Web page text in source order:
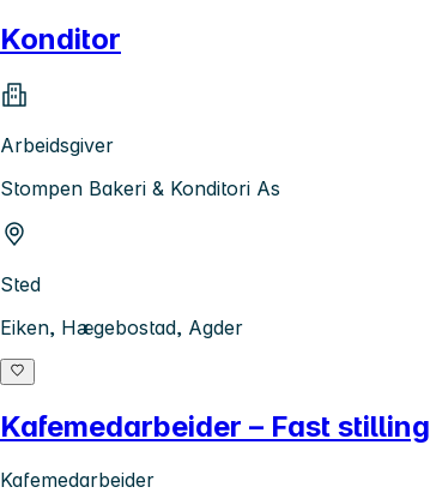
Konditor
Arbeidsgiver
Stompen Bakeri & Konditori As
Sted
Eiken, Hægebostad, Agder
Kafemedarbeider – Fast stilling
Kafemedarbeider